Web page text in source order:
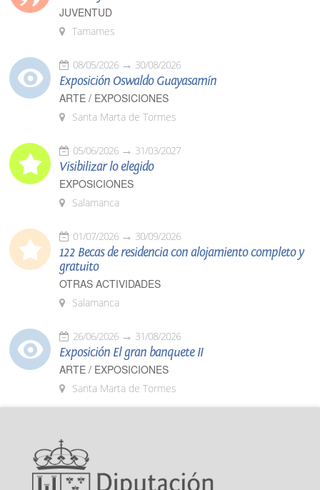
JUVENTUD
Tamames
08/05/2026 30/08/2026
Exposición Oswaldo Guayasamín
ARTE / EXPOSICIONES
Santa Marta de Tormes
05/06/2026 31/03/2027
Visibilizar lo elegido
EXPOSICIONES
Salamanca
01/07/2026 30/09/2026
122 Becas de residencia con alojamiento completo y
gratuito
OTRAS ACTIVIDADES
Salamanca
26/06/2026 31/08/2026
Exposición El gran banquete II
ARTE / EXPOSICIONES
Santa Marta de Tormes